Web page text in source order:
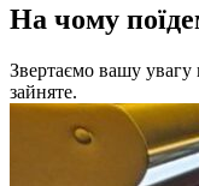
На чому
Звертаємо вашу увагу
зайняте.